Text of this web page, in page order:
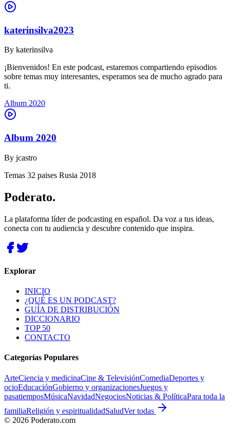
katerinsilva2023
By katerinsilva
¡Bienvenidos! En este podcast, estaremos compartiendo episodios
sobre temas muy interesantes, esperamos sea de mucho agrado para
ti.
Album 2020
Album 2020
By jcastro
Temas 32 paises Rusia 2018
Poderato.
La plataforma líder de podcasting en español. Da voz a tus ideas,
conecta con tu audiencia y descubre contenido que inspira.
Explorar
INICIO
¿QUÉ ES UN PODCAST?
GUÍA DE DISTRIBUCIÓN
DICCIONARIO
TOP 50
CONTACTO
Categorías Populares
ArteCiencia y medicinaCine & TelevisiónComediaDeportes y
ocioEducaciónGobierno y organizacionesJuegos y
pasatiemposMúsicaNavidadNegociosNoticias & PolíticaPara toda la
familiaReligión y espiritualidadSaludVer todas
© 2026 Poderato.com